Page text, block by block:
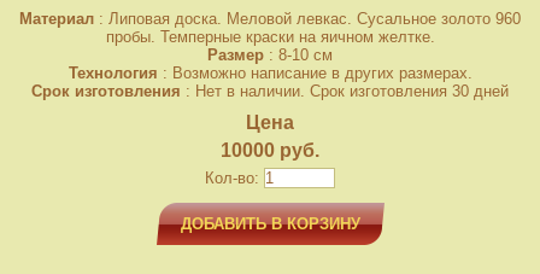
Материал : Липовая доска. Меловой левкас. Сусальное золото 960
пробы. Темперные краски на яичном желтке.
Размер : 8-10 см
Технология : Возможно написание в других размерах.
Срок изготовления : Нет в наличии. Срок изготовления 30 дней
Цена
10000 руб.
Кол-во:
ДОБАВИТЬ В КОРЗИНУ